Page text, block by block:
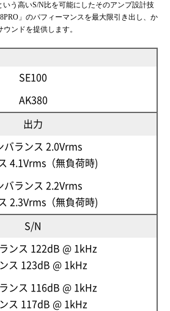
いう高いS/N比を可能にしたそのアンプ設計技
」のパフィーマンスを最大限引き出し、か
ンドを提供します。
SE100
AK380
出力
バランス 2.0Vrms
4.1Vrms（無負荷時)
バランス 2.2Vrms
2.3Vrms（無負荷時)
S/N
ンス 122dB @ 1kHz
ス 123dB @ 1kHz
ンス 116dB @ 1kHz
ス 117dB @ 1kHz